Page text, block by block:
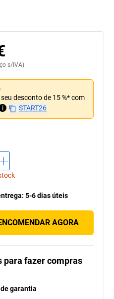
s/IVA)
desconto de 15 %* com
i START26
: 5-6 dias úteis
AGORA
para fazer compras
garantia